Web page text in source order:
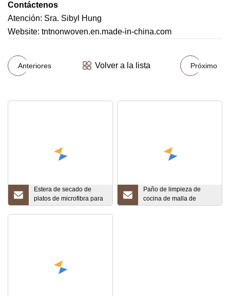
Contáctenos
Atención: Sra. Sibyl Hung
Website: tntnonwoven.en.made-in-china.com
Anteriores Volver a la lista Próximo
Estera de secado de
platos de microfibra para
cocina, utensilios de
Paño de limpieza de
cocina de malla de
microfibra (CN3601